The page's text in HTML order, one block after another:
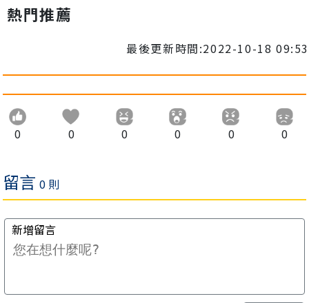
熱門推薦
最後更新時間:2022-10-18 09:53
0 0 0 0 0 0